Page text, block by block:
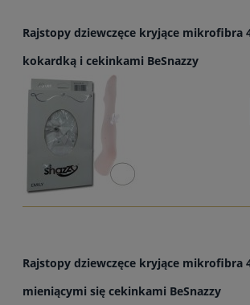
Rajstopy dziewczęce kryjące mikrofibra
kokardką i cekinkami BeSnazzy
Rajstopy dziewczęce kryjące mikrofibra
mieniącymi się cekinkami BeSnazzy